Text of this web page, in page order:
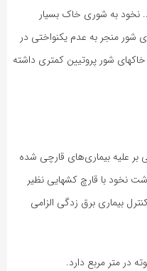
نخود به شوری خاک بسیار
منجر به عدم یکنواختی در
شور پروتیین کمتری داشته
بر علیه بیماری‌های قارچی شده
نخود با قارچ کشهایی نظیر
بیماری برق زدگی الزامی